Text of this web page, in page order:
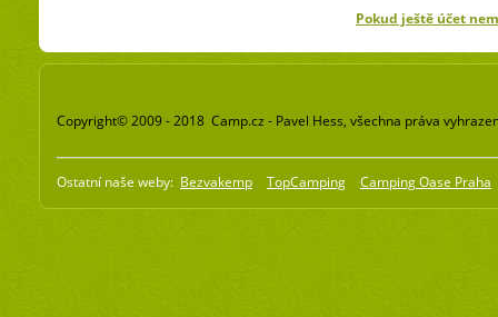
Pokud ještě účet
Copyright© 2009 - 2018 Camp.cz - Pavel Hess, všechna práva
Ostatní naše weby: Bezvakemp TopCamping Camping Oase Praha